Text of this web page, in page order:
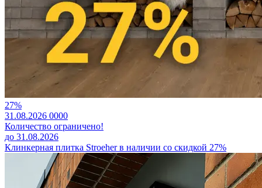
27%
31.08.2026 0000
Количество ограничено!
до 31.08.2026
Клинкерная плитка Stroeher в наличии со скидкой 27%